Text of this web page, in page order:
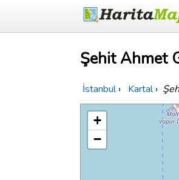
Şehit Ahmet
İstanbul › Kartal ›
+
−